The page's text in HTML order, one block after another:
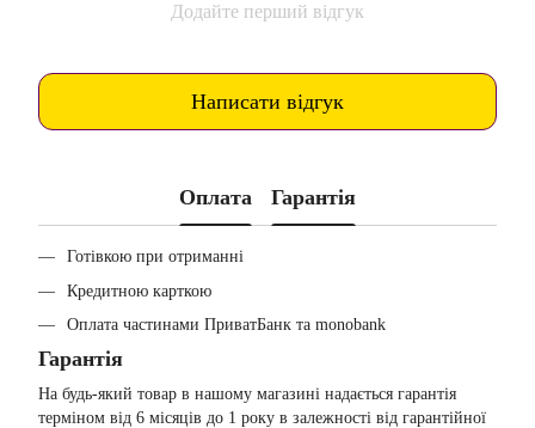
Додайте перший відгук
Написати відгук
Оплата Гарантія
Готівкою при отриманні
Кредитною карткою
Оплата частинами ПриватБанк та monobank
Гарантія
На будь-який товар в нашому магазині надається гарантія
терміном від 6 місяців до 1 року в залежності від гарантійної